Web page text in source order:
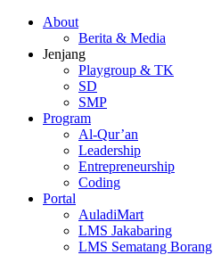
About
Berita & Media
Jenjang
Playgroup & TK
SD
SMP
Program
Al-Qur’an
Leadership
Entrepreneurship
Coding
Portal
AuladiMart
LMS Jakabaring
LMS Sematang Borang